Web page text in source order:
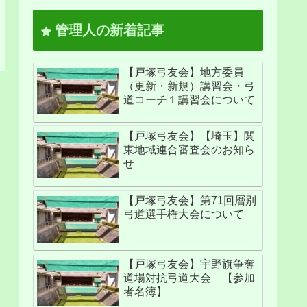
管理人の新着記事
【戸塚弓友会】地方委員
（更新・新規）講習会・弓
道コーチ１講習会について
【戸塚弓友会】【埼玉】関
東地域連合審査会のお知ら
せ
【戸塚弓友会】第71回層別
弓道選手権大会について
【戸塚弓友会】宇野旗争奪
道場対抗弓道大会 【参加
者名簿】